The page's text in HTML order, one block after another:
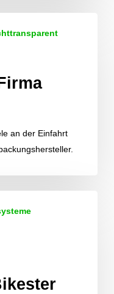
an der Einfahrt